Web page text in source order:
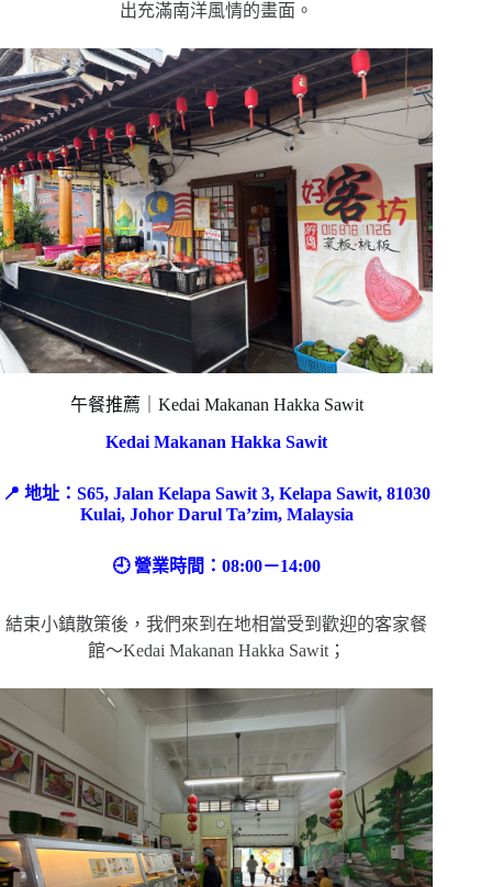
出充滿南洋風情的畫面。
午餐推薦｜Kedai Makanan Hakka Sawit
Kedai Makanan Hakka Sawit
📍 地址：S65, Jalan Kelapa Sawit 3, Kelapa Sawit, 81030
Kulai, Johor Darul Ta’zim, Malaysia
🕘 營業時間：08:00－14:00
結束小鎮散策後，我們來到在地相當受到歡迎的客家餐
館～Kedai Makanan Hakka Sawit；